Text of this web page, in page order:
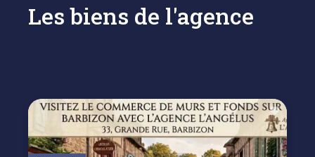
Les biens de l'agence